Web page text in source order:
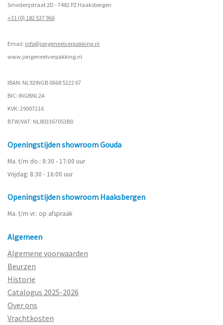
Smederijstraat 2D - 7482 PZ Haaksbergen
+31 (0) 182 537 966
Email: info@jongeneelverpakking.nl
www.jongeneelverpakking.nl
IBAN: NL92INGB 0668 5222 67
BIC: INGBNL2A
KVK: 29007216
BTW/VAT: NL803367053B0
Openingstijden showroom Gouda
Ma. t/m do.: 8:30 - 17:00 uur
Vrijdag: 8:30 - 16:00 uur
Openingstijden showroom Haaksbergen
Ma. t/m vr.: op afspraak
Algemeen
Algemene voorwaarden
Beurzen
Historie
Catalogus 2025-2026
Over ons
Vrachtkosten